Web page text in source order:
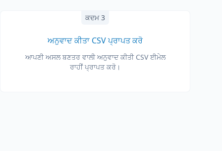
ਕਦਮ 3
ਅਨੁਵਾਦ ਕੀਤਾ CSV ਪ੍ਰਾਪਤ ਕਰੋ
ਆਪਣੀ ਅਸਲ ਬਣਤਰ ਵਾਲੀ ਅਨੁਵਾਦ ਕੀਤੀ CSV ਈਮੇਲ
ਰਾਹੀਂ ਪ੍ਰਾਪਤ ਕਰੋ।